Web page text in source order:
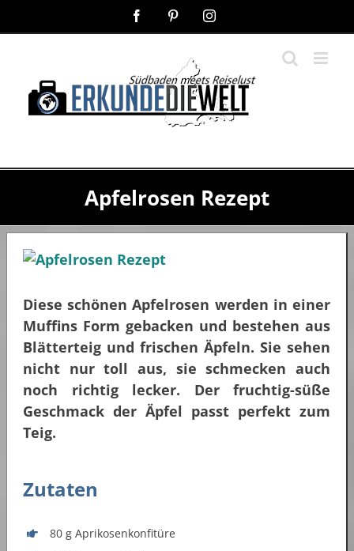
Inhalt
FacebookPinterestInstagram
Apfelrosen Rezept
Diese schönen Apfelrosen werden in einer
Muffins Form gebacken und bestehen aus
Blätterteig und frischen Äpfeln. Sie sehen
nicht nur toll aus, sie schmecken auch
noch richtig lecker. Der fruchtig-süße
Geschmack der Äpfel passt perfekt zum
Teig.
Zutaten
80 g Aprikosenkonfitüre